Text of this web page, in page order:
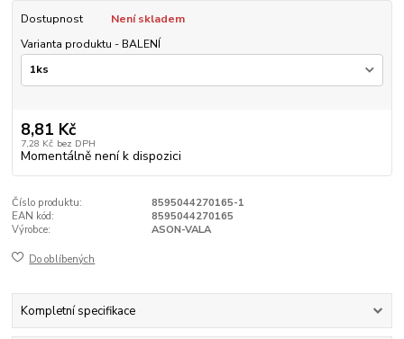
Dostupnost
Není skladem
Varianta produktu - BALENÍ
8,81 Kč
7,28 Kč bez DPH
Momentálně není k dispozici
Číslo produktu:
8595044270165-1
EAN kód:
8595044270165
Výrobce:
ASON-VALA
Do oblíbených
Kompletní specifikace